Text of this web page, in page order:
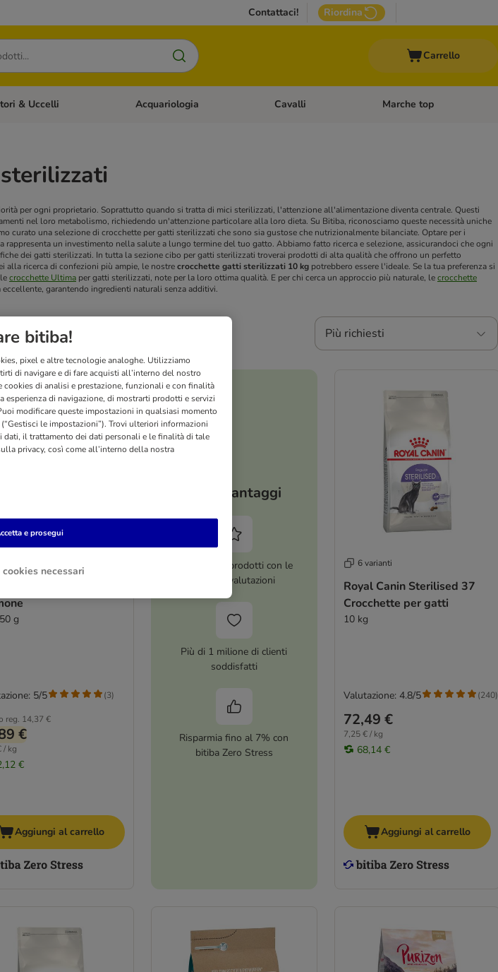
Contattaci! Riordina
Carrello
Categoria: Diete
& Uccelli Apri Menù Categoria: Roditori & Uccelli
Acquariologia Apri Menù Categoria: Acquariologia
Cavalli Apri Menù Categoria: Cavalli
Marche top
per ogni proprietario. Soprattutto quando si tratta di mici sterilizzati, l'attenzione all'alimentazione diventa centrale. Questi
nel loro metabolismo, richiedendo un'attenzione particolare alla loro dieta. Su Bitiba, riconosciamo queste necessità uniche
curato una selezione di crocchette per gatti sterilizzati che sono sia gustose che nutrizionalmente bilanciate. Optare per i
rappresenta un investimento nella salute a lungo termine del tuo gatto. Abbiamo fatto ricerca e selezione, assicurandoci che ogni
dei gatti sterilizzati. In tutta la sezione cibo per gatti sterilizzati troverai prodotti di alta qualità che offrono un perfetto
alla ricerca di confezioni più ampie, le nostrecrocchette gatti sterilizzati 10 kg potrebbero essere l'ideale. Se la tua preferenza si
crocchette Ultima per gatti sterilizzati, note per la loro ottima qualità. E per chi cerca un approccio più naturale, lecrocchette
eccellente, garantendo ingredienti naturali senza additivi.
Più richiesti
g
reg. 14,37 €
€
/ kg
€
5/5 (3)
Aggiungi al carrello
I tuoi vantaggi
Oltre 8.000 prodotti con le
migliori valutazioni
Più di 1 milione di clienti
soddisfatti
Risparmia fino al 7% con
bitiba Zero Stress
6 varianti
Royal Canin Sterilised 37
Crocchette per gatti
10 kg
72,49 €
7,25 € / kg
68,14 €
Valutazione: 4.8/5 (240)
Aggiungi al carrello
bitiba!
pixel e altre tecnologie analoghe. Utilizziamo
di navigare e di fare acquisti all’interno del nostro
di analisi e prestazione, funzionali e con finalità
di navigazione, di mostrarti prodotti e servizi
modificare queste impostazioni in qualsiasi momento
le impostazioni”). Trovi ulteriori informazioni
il trattamento dei dati personali e le finalità di tale
privacy, così come all’interno della nostra
necessari
e prosegui